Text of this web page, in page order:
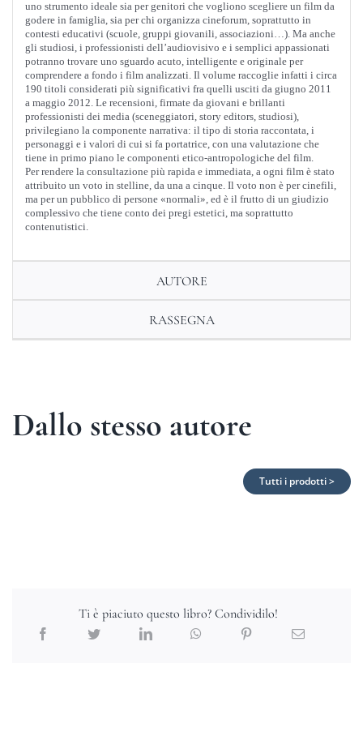
uno strumento ideale sia per genitori che vogliono scegliere un film da
godere in famiglia, sia per chi organizza cineforum, soprattutto in
contesti educativi (scuole, gruppi giovanili, associazioni…). Ma anche
gli studiosi, i professionisti dell’audiovisivo e i semplici appassionati
potranno trovare uno sguardo acuto, intelligente e originale per
comprendere a fondo i film analizzati. Il volume raccoglie infatti i circa
190 titoli considerati più significativi fra quelli usciti da giugno 2011
a maggio 2012. Le recensioni, firmate da giovani e brillanti
professionisti dei media (sceneggiatori, story editors, studiosi),
privilegiano la componente narrativa: il tipo di storia raccontata, i
personaggi e i valori di cui si fa portatrice, con una valutazione che
tiene in primo piano le componenti etico-antropologiche del film.
Per rendere la consultazione più rapida e immediata, a ogni film è stato
attribuito un voto in stelline, da una a cinque. Il voto non è per cinefili,
ma per un pubblico di persone «normali», ed è il frutto di un giudizio
complessivo che tiene conto dei pregi estetici, ma soprattutto
contenutistici.
AUTORE
RASSEGNA
Dallo stesso autore
Tutti i prodotti >
Ti è piaciuto questo libro? Condividilo!